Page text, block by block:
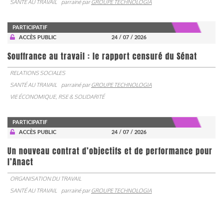
SANTÉ AU TRAVAIL parrainé parGROUPE TECHNOLOGIA
PARTICIPATIF
ACCÈS PUBLIC
24 / 07 / 2026
Souffrance au travail : le rapport censuré du Sénat
RELATIONS SOCIALES
SANTÉ AU TRAVAIL
parrainé parGROUPE TECHNOLOGIA
VIE ÉCONOMIQUE, RSE & SOLIDARITÉ
PARTICIPATIF
ACCÈS PUBLIC
24 / 07 / 2026
Un nouveau contrat d’objectifs et de performance pour
l’Anact
ORGANISATION DU TRAVAIL
SANTÉ AU TRAVAIL
parrainé parGROUPE TECHNOLOGIA